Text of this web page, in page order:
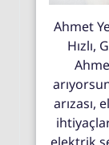
Ahmet
Hızlı,
arızası,